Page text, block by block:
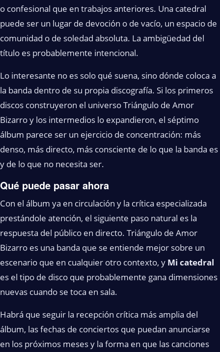
o confesional que en trabajos anteriores. Una catedral
puede ser un lugar de devoción o de vacío, un espacio de
comunidad o de soledad absoluta. La ambigüedad del
título es probablemente intencional.
Lo interesante no es solo qué suena, sino dónde coloca a
la banda dentro de su propia discografía. Si los primeros
discos construyeron el universo Triángulo de Amor
Bizarro y los intermedios lo expandieron, el séptimo
álbum parece ser un ejercicio de concentración: más
denso, más directo, más consciente de lo que la banda es
y de lo que no necesita ser.
Qué puede pasar ahora
Con el álbum ya en circulación y la crítica especializada
prestándole atención, el siguiente paso natural es la
respuesta del público en directo. Triángulo de Amor
Bizarro es una banda que se entiende mejor sobre un
escenario que en cualquier otro contexto, y Mi catedral
es el tipo de disco que probablemente gana dimensiones
nuevas cuando se toca en sala.
Habrá que seguir la recepción crítica más amplia del
álbum, las fechas de conciertos que puedan anunciarse
en los próximos meses y la forma en que las canciones